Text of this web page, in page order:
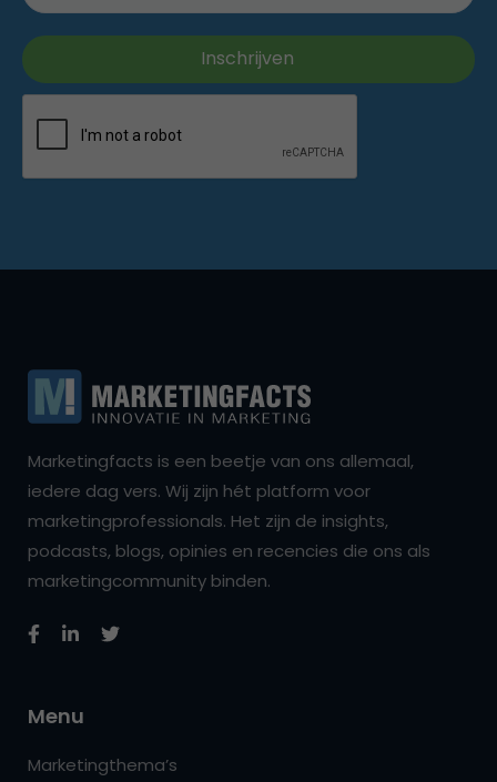
Marketingfacts is een beetje van ons allemaal,
iedere dag vers. Wij zijn hét platform voor
marketingprofessionals. Het zijn de insights,
podcasts, blogs, opinies en recencies die ons als
marketingcommunity binden.
Menu
Marketingthema’s